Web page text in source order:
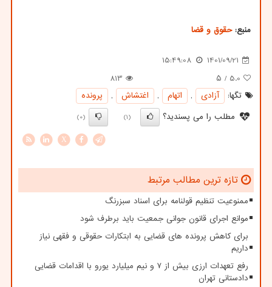
منبع:حقوق و قضا
1401/09/21
15:49:08
5.0 / ۵
813
تگها:
آزادی , اتهام , اغتشاش ,
پرونده
مطلب را می پسندید؟
(1)
(0)
X
تازه ترین مطالب مرتبط
ممنوعیت تنظیم قولنامه برای اسناد سبزرنگ
موانع اجرای قانون جوانی جمعیت باید برطرف شود
برای کاهش پرونده های قضایی به ابتکارات حقوقی و فقهی نیاز
داریم
رفع تعهدات ارزی بیش از ۷ و نیم میلیارد یورو با اقدامات قضایی
دادستانی تهران